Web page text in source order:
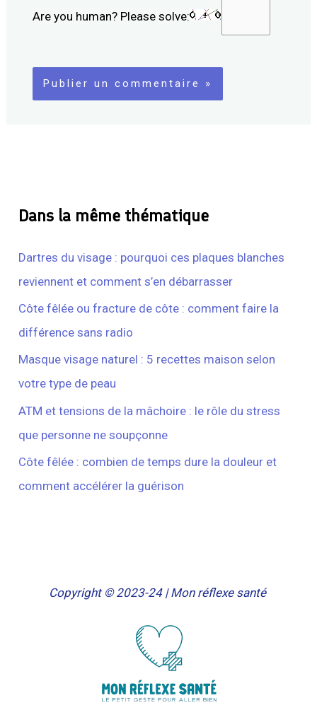
Are you human? Please solve:
Dans la même thématique
Dartres du visage : pourquoi ces plaques blanches
reviennent et comment s’en débarrasser
Côte fêlée ou fracture de côte : comment faire la
différence sans radio
Masque visage naturel : 5 recettes maison selon
votre type de peau
ATM et tensions de la mâchoire : le rôle du stress
que personne ne soupçonne
Côte fêlée : combien de temps dure la douleur et
comment accélérer la guérison
Copyright © 2023-24 | Mon réflexe santé